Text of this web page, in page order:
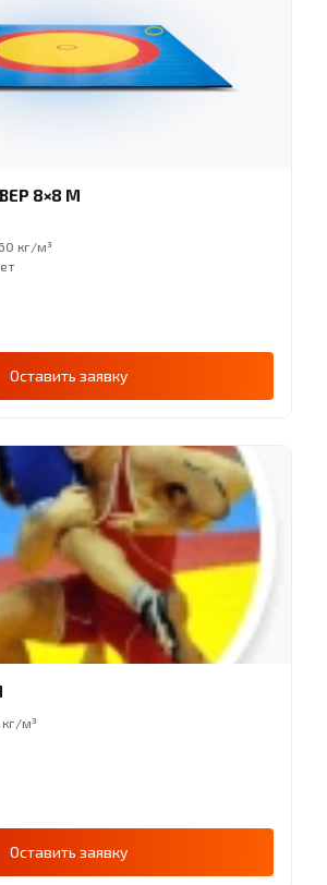
8×8 М
кг/м³
Оставить заявку
кг/м³
Оставить заявку